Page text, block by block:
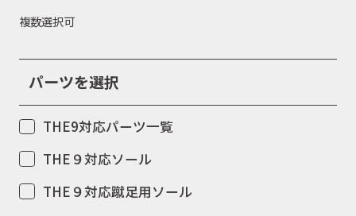
複数選択可
パーツを選択
THE9対応パーツ一覧
THE９対応ソール
THE９対応蹴足用ソール